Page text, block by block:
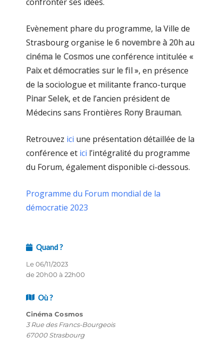
Evènement phare du programme, la Ville de
Strasbourg organise le 6 novembre à 20hau
cinéma le Cosmos une conférence intitulée «
Paix et démocraties sur le fil », en présence
de la sociologue et militante franco-turque
Pinar Selek, et de l’ancien président de
Médecins sans Frontières Rony Brauman.
Retrouvez ici une présentation détaillée de la
conférence et ici l’intégralité du programme
du Forum, également disponible ci-dessous.
Programme du Forum mondial de la
démocratie 2023
Quand ?
Le 06/11/2023
de 20h00 à 22h00
Où ?
Cinéma Cosmos
3 Rue des Francs-Bourgeois
67000 Strasbourg